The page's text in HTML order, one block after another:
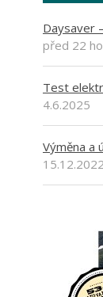
Daysaver
před 22
Test
4.6.2025
Výměna a
15.12.2022